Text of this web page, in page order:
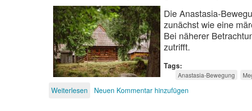
Die Anastasia-
zunächst wie eine
Bei näherer
zutrifft.
Tags
Anastasia-Bewegung
Weiterlesen über
Neuen Kommentar hinzufügen